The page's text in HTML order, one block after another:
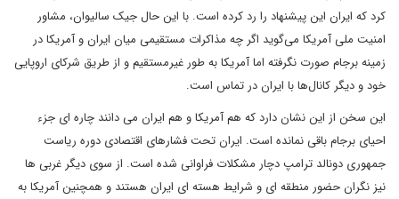
کرد که ایران این پیشنهاد را رد کرده است. با این حال جیک سالیوان، مشاور
امنیت ملی آمریکا می‌گوید اگر چه مذاکرات مستقیمی میان ایران و آمریکا در
زمینه برجام صورت نگرفته اما آمریکا به طور غیرمستقیم و از طریق شرکای اروپایی
خود و دیگر کانال‌ها با ایران در تماس است.
این سخن از این نشان دارد که هم آمریکا و هم ایران می دانند چاره ای جزء
احیای برجام باقی نمانده است. ایران تحت فشارهای اقتصادی دوره ریاست
جمهوری دونالد ترامپ دچار مشکلات فراوانی شده است. از سوی دیگر غربی ها
نیز نگران حضور منطقه ای و شرایط هسته ای ایران هستند و همچنین آمریکا به